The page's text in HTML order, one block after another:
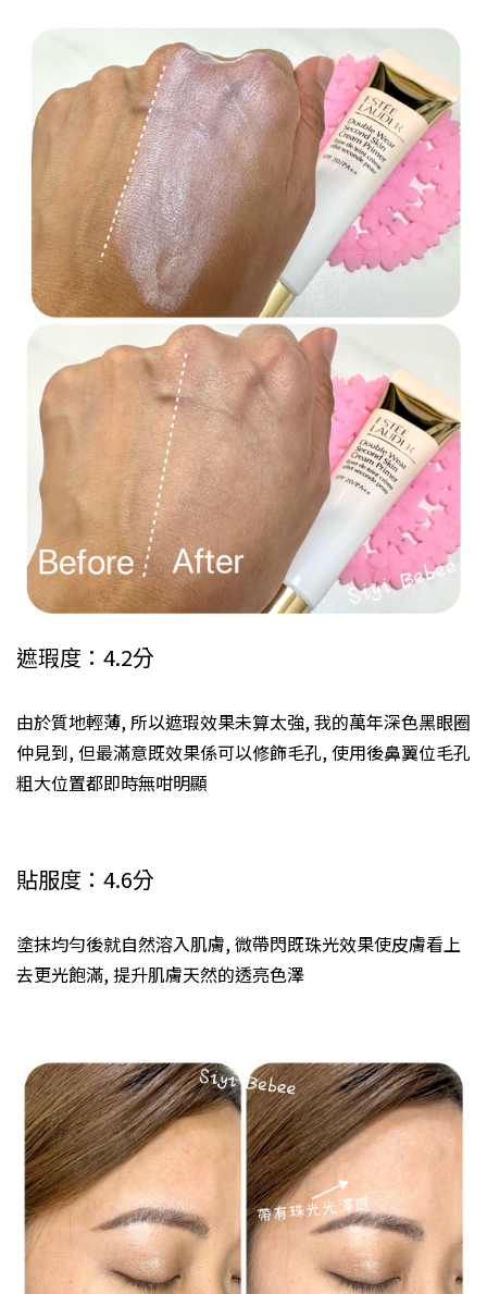
遮瑕度：4.2分
由於質地輕薄, 所以遮瑕效果未算太強, 我的萬年深色黑眼圈
仲見到, 但最滿意既效果係可以修飾毛孔, 使用後鼻翼位毛孔
粗大位置都即時無咁明顯
貼服度：4.6分
塗抹均勻後就自然溶入肌膚, 微帶閃既珠光效果使皮膚看上
去更光飽滿, 提升肌膚天然的透亮色澤